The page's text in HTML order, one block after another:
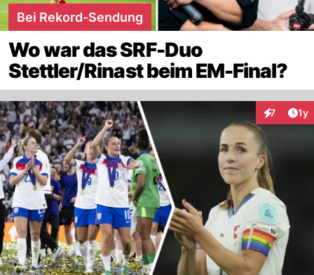
Bei Rekord-Sendung
Wo war das SRF-Duo
Stettler/Rinast beim EM-Final?
7 1y